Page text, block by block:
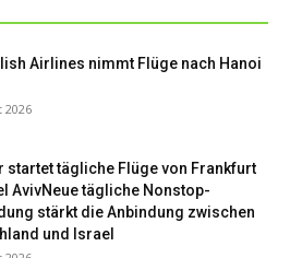
Airlines nimmt Flüge nach Hanoi
2026
startet tägliche Flüge von Frankfurt
AvivNeue tägliche Nonstop-
stärkt die Anbindung zwischen
und Israel